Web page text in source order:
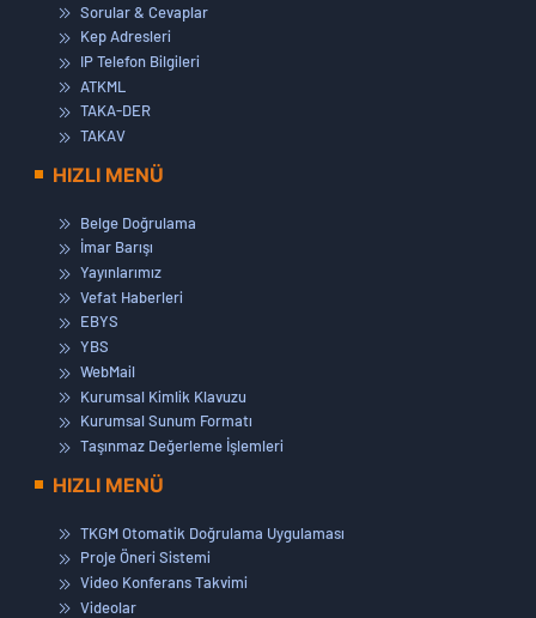
Sorular & Cevaplar
Kep Adresleri
IP Telefon Bilgileri
ATKML
TAKA-DER
TAKAV
HIZLI MENÜ
Belge Doğrulama
İmar Barışı
Yayınlarımız
Vefat Haberleri
EBYS
YBS
WebMail
Kurumsal Kimlik Klavuzu
Kurumsal Sunum Formatı
Taşınmaz Değerleme İşlemleri
HIZLI MENÜ
TKGM Otomatik Doğrulama Uygulaması
Proje Öneri Sistemi
Video Konferans Takvimi
Videolar